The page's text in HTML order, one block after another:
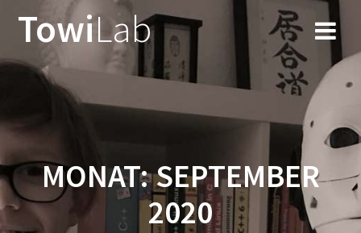
Inhalt
TowiLab
MONAT:SEPTEMBER
2020